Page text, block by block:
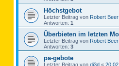
Höchstgebot
Letzter Beitrag von Robert Beer
Antworten: 1
Überbieten im letzten
Letzter Beitrag von Robert Beer
Antworten: 3
pa-gebote
Letzter Beitrag von dj3d «